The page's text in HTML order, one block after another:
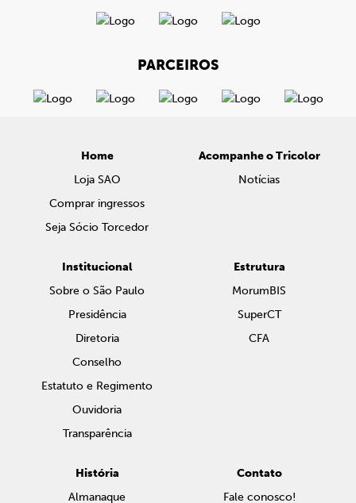
PARCEIROS
Home
Loja SAO
Comprar ingressos
Seja Sócio Torcedor
Acompanhe o Tricolor
Notícias
Institucional
Sobre o São Paulo
Presidência
Diretoria
Conselho
Estatuto e Regimento
Ouvidoria
Transparência
Estrutura
MorumBIS
SuperCT
CFA
História
Almanaque
Contato
Fale conosco!